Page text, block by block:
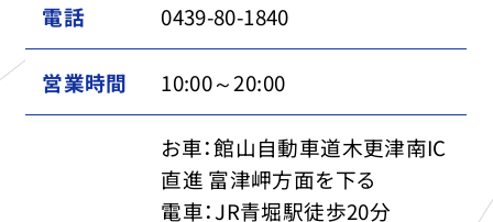
電話 0439-80-1840
営業時間 10:00～20:00
お車：館山自動車道木更津南IC
直進 富津岬方面を下る
電車：JR青堀駅徒歩20分